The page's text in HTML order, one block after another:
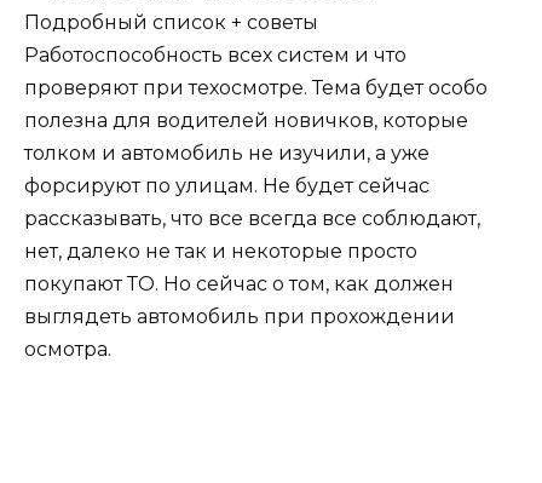
Работоспособность всех систем и что
проверяют при техосмотре. Тема будет особо
полезна для водителей новичков, которые
толком и автомобиль не изучили, а уже
форсируют по улицам. Не будет сейчас
рассказывать, что все всегда все соблюдают,
нет, далеко не так и некоторые просто
покупают ТО. Но сейчас о том, как должен
выглядеть автомобиль при прохождении
осмотра.